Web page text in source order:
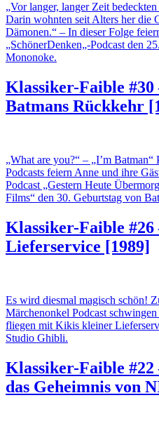
„Vor langer, langer Zeit
Darin wohnten seit Alters her die
Dämonen.“ – In dieser Folge
„SchönerDenken„-Podcast den
Mononoke.
Klassiker-Faible
Batmans Rückkehr
„What are you?“ – „I’m Batman“
Podcasts feiern Anne und ihre
Podcast „Gestern Heute
Films“ den 30. Geburtstag von
Klassiker-Faible
Lieferservice [1989]
Es wird diesmal magisch schön!
Märchenonkel Podcast
fliegen mit Kikis kleiner
Studio Ghibli.
Klassiker-Faible
das Geheimnis von